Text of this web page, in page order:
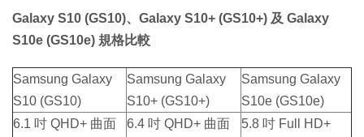
Galaxy S10 (GS10)、Galaxy S10+ (GS10+) 及 Galaxy
S10e (GS10e) 規格比較
Samsung Galaxy
S10 (GS10)
Samsung Galaxy
S10+ (GS10+)
Samsung Galaxy
S10e (GS10e)
6.1 吋 QHD+ 曲面
6.4 吋 QHD+ 曲面
5.8 吋 Full HD+